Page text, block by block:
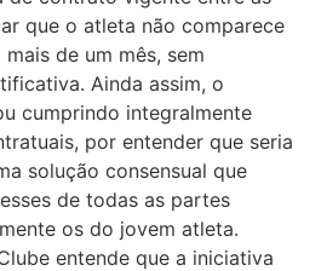
que o atleta não comparece
de um mês, sem
Ainda assim, o
cumprindo integralmente
por entender que seria
solução consensual que
de todas as partes
os do jovem atleta.
entende que a iniciativa